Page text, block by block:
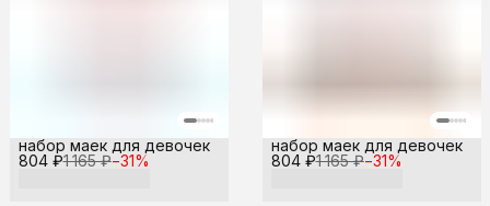
804 ₽1 165 ₽−31%
набор маек для девочек
804 ₽1 165 ₽−31%
набор маек для девочек